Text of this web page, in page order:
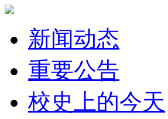
新闻动态
重要公告
校史上的今天